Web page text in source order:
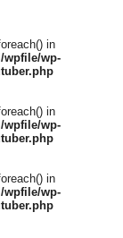
in
wpfile/wp-
in
wpfile/wp-
in
wpfile/wp-